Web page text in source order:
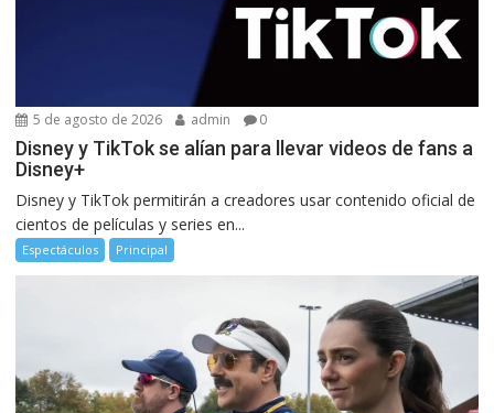
5 de agosto de 2026 admin 0
Disney y TikTok se alían para llevar videos de fans a
Disney+
Disney y TikTok permitirán a creadores usar contenido oficial de
cientos de películas y series en...
Espectáculos Principal